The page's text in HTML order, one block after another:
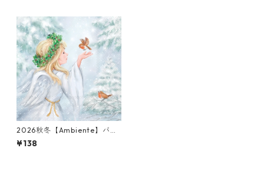
2026秋冬【Ambiente】バラ
売り2枚 ランチサイズ ペーパ
ーナプキン Angels Friend ラ
¥138